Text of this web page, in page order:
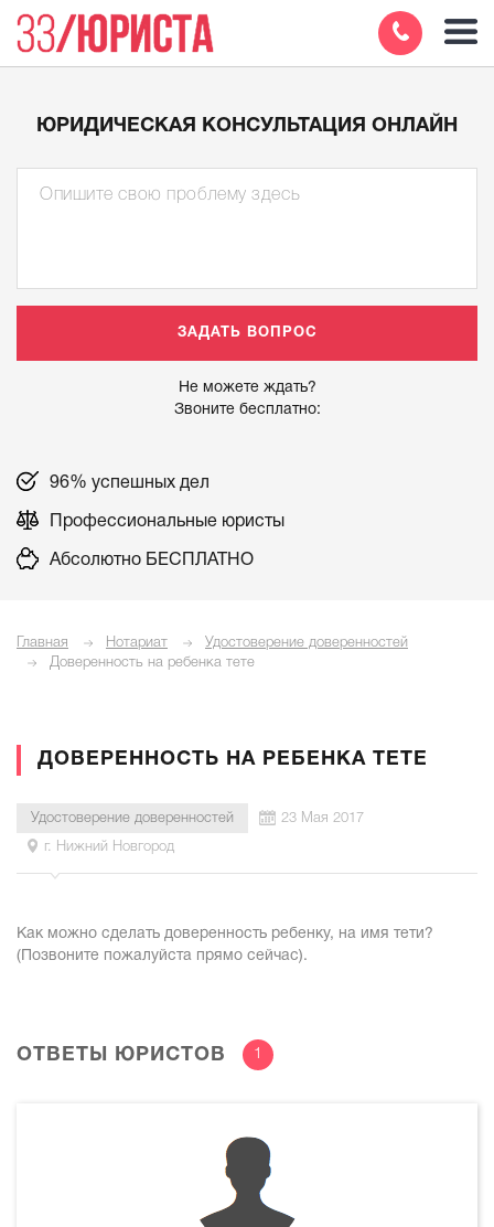
ЮРИДИЧЕСКАЯ КОНСУЛЬТАЦИЯ ОНЛАЙН
Не можете ждать?
Звоните бесплатно:
96% успешных дел
Профессиональные юристы
Абсолютно БЕСПЛАТНО
Главная Нотариат
Удостоверение доверенностей
Доверенность на ребенка тете
ДОВЕРЕННОСТЬ НА РЕБЕНКА ТЕТЕ
Удостоверение доверенностей 23 Мая 2017
г. Нижний Новгород
Как можно сделать доверенность ребенку, на имя тети?
(Позвоните пожалуйста прямо сейчас).
ОТВЕТЫ ЮРИСТОВ 1